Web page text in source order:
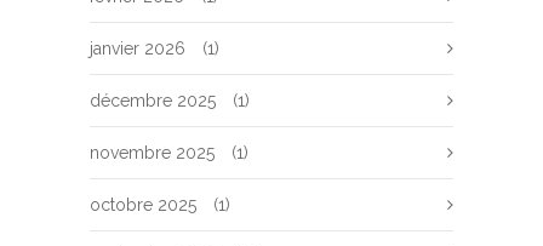
janvier 2026 (1)
décembre 2025 (1)
novembre 2025 (1)
octobre 2025 (1)